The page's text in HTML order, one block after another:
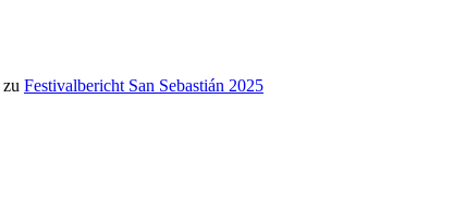
zu Festivalbericht San Sebastián 2025